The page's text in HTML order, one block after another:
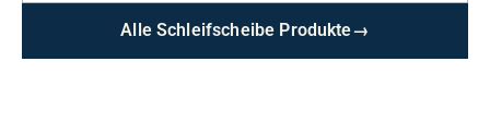
Alle Schleifscheibe Produkte→